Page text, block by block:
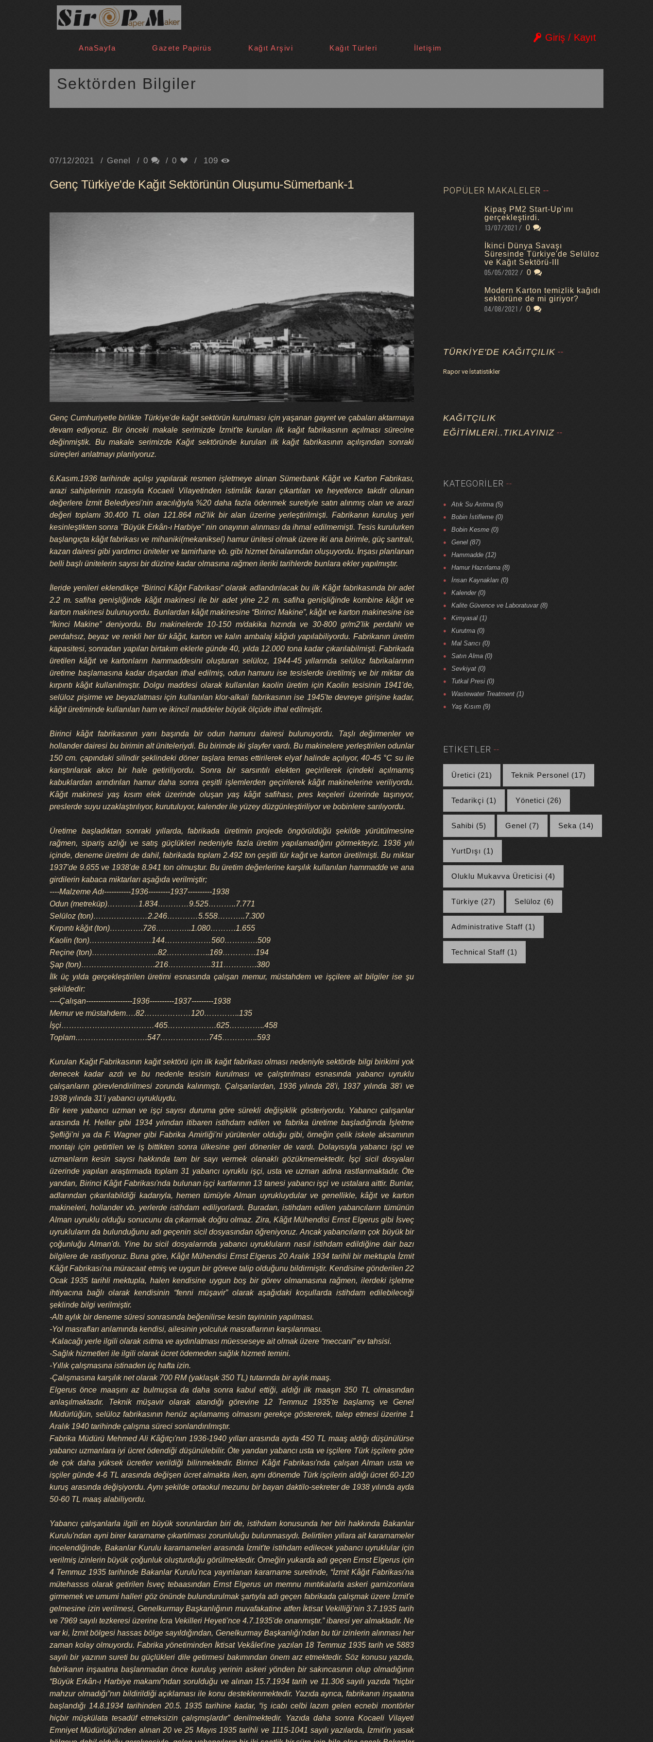
Giriş / Kayıt
AnaSayfa Gazete Papirüs Kağıt Arşivi Kağıt Türleri İletişim
Sektörden Bilgiler
07/12/2021 Genel 0 0 109
Genç Türkiye'de Kağıt Sektörünün Oluşumu-Sümerbank-1
Genç Cumhuriyetle birlikte Türkiye'de kağıt sektörün kurulması için yaşanan gayret ve çabaları aktarmaya
devam ediyoruz. Bir önceki makale serimizde İzmit'te kurulan ilk kağıt fabrikasının açılması sürecine
değinmiştik. Bu makale serimizde Kağıt sektöründe kurulan ilk kağıt fabrikasının açılışından sonraki
süreçleri anlatmayı planlıyoruz.
6.Kasım.1936 tarihinde açılışı yapılarak resmen işletmeye alınan Sümerbank Kâğıt ve Karton Fabrikası,
arazi sahiplerinin rızasıyla Kocaeli Vilayetinden istimlâk kararı çıkartılan ve heyetlerce takdir olunan
değerlere İzmit Belediyesi'nin aracılığıyla %20 daha fazla ödenmek suretiyle satın alınmış olan ve arazi
değeri toplamı 30.400 TL olan 121.864 m2'lik bir alan üzerine yerleştirilmişti. Fabrikanın kuruluş yeri
kesinleştikten sonra "Büyük Erkân-ı Harbiye" nin onayının alınması da ihmal edilmemişti. Tesis kurulurken
başlangıçta kâğıt fabrikası ve mihaniki(mekaniksel) hamur ünitesi olmak üzere iki ana birimle, güç santralı,
kazan dairesi gibi yardımcı üniteler ve tamirhane vb. gibi hizmet binalarından oluşuyordu. İnşası planlanan
belli başlı ünitelerin sayısı bir düzine kadar olmasına rağmen ileriki tarihlerde bunlara ekler yapılmıştır.
İleride yenileri eklendikçe “Birinci Kâğıt Fabrikası” olarak adlandırılacak bu ilk Kâğıt fabrikasında bir adet
2.2 m. safiha genişliğinde kâğıt makinesi ile bir adet yine 2.2 m. safiha genişliğinde kombine kâğıt ve
karton makinesi bulunuyordu. Bunlardan kâğıt makinesine “Birinci Makine”, kâğıt ve karton makinesine ise
“İkinci Makine” deniyordu. Bu makinelerde 10-150 m/dakika hızında ve 30-800 gr/m2'lik perdahlı ve
perdahsız, beyaz ve renkli her tür kâğıt, karton ve kalın ambalaj kâğıdı yapılabiliyordu. Fabrikanın üretim
kapasitesi, sonradan yapılan birtakım eklerle günde 40, yılda 12.000 tona kadar çıkarılabilmişti. Fabrikada
üretilen kâğıt ve kartonların hammaddesini oluşturan selüloz, 1944-45 yıllarında selüloz fabrikalarının
üretime başlamasına kadar dışardan ithal edilmiş, odun hamuru ise tesislerde üretilmiş ve bir miktar da
kırpıntı kâğıt kullanılmıştır. Dolgu maddesi olarak kullanılan kaolin üretim için Kaolin tesisinin 1941'de,
selüloz pişirme ve beyazlatması için kullanılan klor-alkali fabrikasının ise 1945'te devreye girişine kadar,
kâğıt üretiminde kullanılan ham ve ikincil maddeler büyük ölçüde ithal edilmiştir.
Birinci kâğıt fabrikasının yanı başında bir odun hamuru dairesi bulunuyordu. Taşlı değirmenler ve
hollander dairesi bu birimin alt üniteleriydi. Bu birimde iki şlayfer vardı. Bu makinelere yerleştirilen odunlar
150 cm. çapındaki silindir şeklindeki döner taşlara temas ettirilerek elyaf halinde açılıyor, 40-45 °C su ile
karıştırılarak akıcı bir hale getiriliyordu. Sonra bir sarsıntılı elekten geçirilerek içindeki açılmamış
kabuklardan arındırılan hamur daha sonra çeşitli işlemlerden geçirilerek kâğıt makinelerine veriliyordu.
Kâğıt makinesi yaş kısım elek üzerinde oluşan yaş kâğıt safihası, pres keçeleri üzerinde taşınıyor,
preslerde suyu uzaklaştırılıyor, kurutuluyor, kalender ile yüzey düzgünleştiriliyor ve bobinlere sarılıyordu.
Üretime başladıktan sonraki yıllarda, fabrikada üretimin projede öngörüldüğü şekilde yürütülmesine
rağmen, sipariş azlığı ve satış güçlükleri nedeniyle fazla üretim yapılamadığını görmekteyiz. 1936 yılı
içinde, deneme üretimi de dahil, fabrikada toplam 2.492 ton çeşitli tür kağıt ve karton üretilmişti. Bu miktar
1937'de 9.655 ve 1938'de 8.941 ton olmuştur. Bu üretim değerlerine karşılık kullanılan hammadde ve ana
girdilerin kabaca miktarları aşağıda verilmiştir;
----Malzeme Adı-----------1936---------1937----------1938
Odun (metreküp)…………1.834…………9.525………..7.771
Selüloz (ton)…………………2.246…………5.558………..7.300
Kırpıntı kâğıt (ton)………….726…………..1.080……….1.655
Kaolin (ton)……………………144………………560………….509
Reçine (ton)……………………..82……………..169………….194
Şap (ton)……….……………….216……………..311………….380
İlk üç yılda gerçekleştirilen üretimi esnasında çalışan memur, müstahdem ve işçilere ait bilgiler ise şu
şekildedir:
----Çalışan-------------------1936----------1937---------1938
Memur ve müstahdem….82………………120…………..135
İşçi………………………………465……………….625…………..458
Toplam……………………….547……………….745…………..593
Kurulan Kağıt Fabrikasının kağıt sektörü için ilk kağıt fabrikası olması nedeniyle sektörde bilgi birikimi yok
denecek kadar azdı ve bu nedenle tesisin kurulması ve çalıştırılması esnasında yabancı uyruklu
çalışanların görevlendirilmesi zorunda kalınmıştı. Çalışanlardan, 1936 yılında 28'i, 1937 yılında 38'i ve
1938 yılında 31'i yabancı uyrukluydu.
Bir kere yabancı uzman ve işçi sayısı duruma göre sürekli değişiklik gösteriyordu. Yabancı çalışanlar
arasında H. Heller gibi 1934 yılından itibaren istihdam edilen ve fabrika üretime başladığında İşletme
Şefliği'ni ya da F. Wagner gibi Fabrika Amirliği'ni yürütenler olduğu gibi, örneğin çelik iskele aksamının
montajı için getirtilen ve iş bittikten sonra ülkesine geri dönenler de vardı. Dolayısıyla yabancı işçi ve
uzmanların kesin sayısı hakkında tam bir sayı vermek olanaklı gözükmemektedir. İşçi sicil dosyaları
üzerinde yapılan araştırmada toplam 31 yabancı uyruklu işçi, usta ve uzman adına rastlanmaktadır. Öte
yandan, Birinci Kâğıt Fabrikası'nda bulunan işçi kartlarının 13 tanesi yabancı işçi ve ustalara aittir. Bunlar,
adlarından çıkarılabildiği kadarıyla, hemen tümüyle Alman uyrukluydular ve genellikle, kâğıt ve karton
makineleri, hollander vb. yerlerde istihdam ediliyorlardı. Buradan, istihdam edilen yabancıların tümünün
Alman uyruklu olduğu sonucunu da çıkarmak doğru olmaz. Zira, Kâğıt Mühendisi Ernst Elgerus gibi İsveç
uyrukluların da bulunduğunu adı geçenin sicil dosyasından öğreniyoruz. Ancak yabancıların çok büyük bir
çoğunluğu Alman'dı. Yine bu sicil dosyalarında yabancı uyrukluların nasıl istihdam edildiğine dair bazı
bilgilere de rastlıyoruz. Buna göre, Kâğıt Mühendisi Ernst Elgerus 20 Aralık 1934 tarihli bir mektupla İzmit
Kâğıt Fabrikası'na müracaat etmiş ve uygun bir göreve talip olduğunu bildirmiştir. Kendisine gönderilen 22
Ocak 1935 tarihli mektupla, halen kendisine uygun boş bir görev olmamasına rağmen, ilerdeki işletme
ihtiyacına bağlı olarak kendisinin “fenni müşavir” olarak aşağıdaki koşullarda istihdam edilebileceği
şeklinde bilgi verilmiştir.
-Altı aylık bir deneme süresi sonrasında beğenilirse kesin tayininin yapılması.
-Yol masrafları anlamında kendisi, ailesinin yolculuk masraflarının karşılanması.
-Kalacağı yerle ilgili olarak ısıtma ve aydınlatması müesseseye ait olmak üzere “meccani” ev tahsisi.
-Sağlık hizmetleri ile ilgili olarak ücret ödemeden sağlık hizmeti temini.
-Yıllık çalışmasına istinaden üç hafta izin.
-Çalışmasına karşılık net olarak 700 RM (yaklaşık 350 TL) tutarında bir aylık maaş.
Elgerus önce maaşını az bulmuşsa da daha sonra kabul ettiği, aldığı ilk maaşın 350 TL olmasından
anlaşılmaktadır. Teknik müşavir olarak atandığı görevine 12 Temmuz 1935'te başlamış ve Genel
Müdürlüğün, selüloz fabrikasının henüz açılamamış olmasını gerekçe göstererek, talep etmesi üzerine 1
Aralık 1940 tarihinde çalışma süreci sonlandırılmıştır.
Fabrika Müdürü Mehmed Ali Kâğıtçı'nın 1936-1940 yılları arasında ayda 450 TL maaş aldığı düşünülürse
yabancı uzmanlara iyi ücret ödendiği düşünülebilir. Öte yandan yabancı usta ve işçilere Türk işçilere göre
de çok daha yüksek ücretler verildiği bilinmektedir. Birinci Kâğıt Fabrikası'nda çalışan Alman usta ve
işçiler günde 4-6 TL arasında değişen ücret almakta iken, aynı dönemde Türk işçilerin aldığı ücret 60-120
kuruş arasında değişiyordu. Aynı şekilde ortaokul mezunu bir bayan daktilo-sekreter de 1938 yılında ayda
50-60 TL maaş alabiliyordu.
Yabancı çalışanlarla ilgili en büyük sorunlardan biri de, istihdam konusunda her biri hakkında Bakanlar
Kurulu'ndan ayni birer kararname çıkartılması zorunluluğu bulunmasıydı. Belirtilen yıllara ait kararnameler
incelendiğinde, Bakanlar Kurulu kararnameleri arasında İzmit'te istihdam edilecek yabancı uyruklular için
verilmiş izinlerin büyük çoğunluk oluşturduğu görülmektedir. Örneğin yukarda adı geçen Ernst Elgerus için
4 Temmuz 1935 tarihinde Bakanlar Kurulu'nca yayınlanan kararname suretinde, “İzmit Kâğıt Fabrikası'na
mütehassıs olarak getirilen İsveç tebaasından Ernst Elgerus un memnu mıntıkalarla askeri garnizonlara
girmemek ve umumi halleri göz önünde bulundurulmak şartıyla adı geçen fabrikada çalışmak üzere İzmit'e
gelmesine izin verilmesi, Genelkurmay Başkanlığının muvafakatine atfen İktisat Vekilliği'nin 3.7.1935 tarih
ve 7969 sayılı tezkeresi üzerine İcra Vekilleri Heyeti'nce 4.7.1935'de onanmıştır.” ibaresi yer almaktadır. Ne
var ki, İzmit bölgesi hassas bölge sayıldığından, Genelkurmay Başkanlığı'ndan bu tür izinlerin alınması her
zaman kolay olmuyordu. Fabrika yönetiminden İktisat Vekâlet'ine yazılan 18 Temmuz 1935 tarih ve 5883
sayılı bir yazının sureti bu güçlükleri dile getirmesi bakımından önem arz etmektedir. Söz konusu yazıda,
fabrikanın inşaatına başlanmadan önce kuruluş yerinin askeri yönden bir sakıncasının olup olmadığının
“Büyük Erkân-ı Harbiye makamı”ndan sorulduğu ve alınan 15.7.1934 tarih ve 11.306 sayılı yazıda “hiçbir
mahzur olmadığı”nın bildirildiği açıklaması ile konu desteklenmektedir. Yazıda ayrıca, fabrikanın inşaatına
başlandığı 14.8.1934 tarihinden 20.5. 1935 tarihine kadar, “iş icabı celbi lazım gelen ecnebi montörler
hiçbir müşkülata tesadüf etmeksizin çalışmışlardır” denilmektedir. Yazıda daha sonra Kocaeli Vilayeti
Emniyet Müdürlüğü'nden alınan 20 ve 25 Mayıs 1935 tarihli ve 1115-1041 sayılı yazılarda, İzmit'in yasak
POPÜLER MAKALELER
Kipaş PM2 Start-Up'ını
gerçekleştirdi.
13/07/2021
0
İkinci Dünya Savaşı
Süresinde Türkiye'de Selüloz
ve Kağıt Sektörü-III
05/05/2022
0
Modern Karton temizlik kağıdı
sektörüne de mi giriyor?
04/08/2021
0
TÜRKIYE'DE KAĞITÇILIK
Rapor ve İstatistikler
KAĞITÇILIK
EĞITIMLERI..TIKLAYINIZ
KATEGORILER
Atık Su Arıtma (5)
Bobin İstifleme (0)
Bobin Kesme (0)
Genel (87)
Hammadde (12)
Hamur Hazırlama (8)
İnsan Kaynakları (0)
Kalender (0)
Kalite Güvence ve Laboratuvar (8)
Kimyasal (1)
Kurutma (0)
Mal Sarıcı (0)
Satın Alma (0)
Sevkiyat (0)
Tutkal Presi (0)
Wastewater Treatment (1)
Yaş Kısım (9)
ETIKETLER
Üretici (21) Teknik Personel (17)
Tedarikçi (1) Yönetici (26)
Sahibi (5) Genel (7) Seka (14)
YurtDışı (1)
Oluklu Mukavva Üreticisi (4)
Türkiye (27) Selüloz (6)
Administrative Staff (1)
Technical Staff (1)